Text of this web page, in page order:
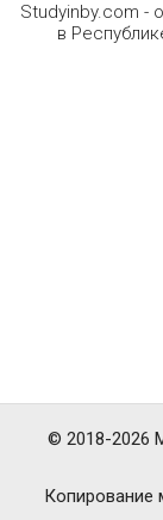
Studyinby.com -
в
Копирование
© 2018-2026